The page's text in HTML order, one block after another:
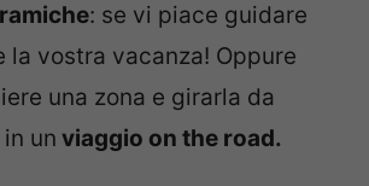
: se vi piace guidare
la vostra vacanza! Oppure
una zona e girarla da
un viaggio on the road.